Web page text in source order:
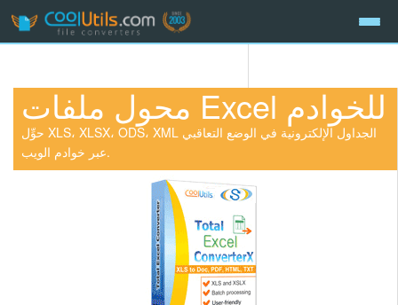
محول ملفات Excel للخوادم
حوِّل XLS، XLSX، ODS، XML الجداول الإلكترونية في الوضع التعاقبي
عبر خوادم الويب.